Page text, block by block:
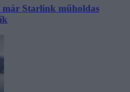
már Starlink műholdas